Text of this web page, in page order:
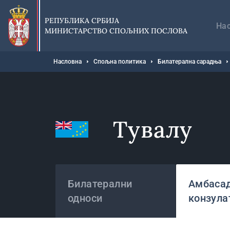
Прескочи
главни
део
садржаја
РЕПУБЛИКА СРБИЈА
МИНИСТАРСТВО СПОЉНИХ ПОСЛОВА
Мрвице
Насловна Спољна политика Билатерална сарадња
Тувалу
Билатерални
односи